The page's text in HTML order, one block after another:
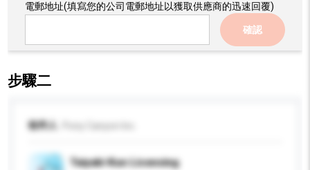
電郵地址(填寫您的公司電郵地址以獲取供應商的迅速回覆)
確認
步驟二
收件人
Taiyaki-Kun Licensing